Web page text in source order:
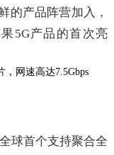
的产品阵营加入，
5G产品的首次亮
球首个支持聚合全